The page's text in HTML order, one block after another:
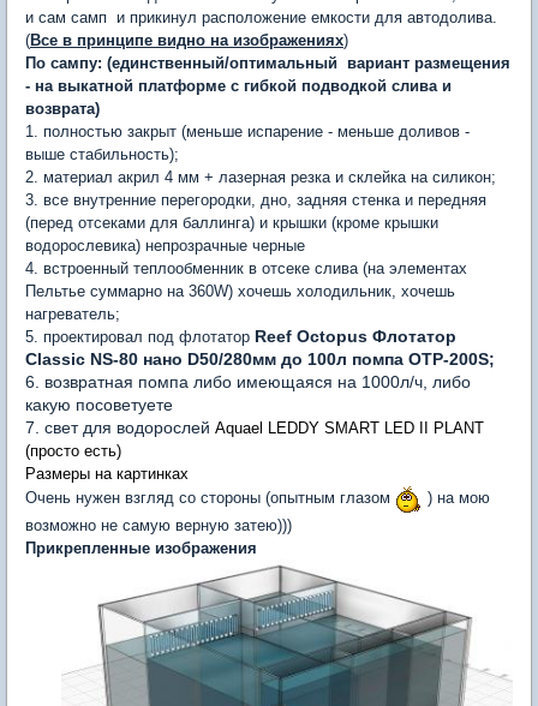
и сам самп и прикинул расположение емкости для автодолива.
(Все в принципе видно на изображениях)
По сампу: (единственный/оптимальный вариант размещения
- на выкатной платформе с гибкой подводкой слива и
возврата)
1. полностью закрыт (меньше испарение - меньше доливов -
выше стабильность);
2. материал акрил 4 мм + лазерная резка и склейка на силикон;
3. все внутренние перегородки, дно, задняя стенка и передняя
(перед отсеками для баллинга) и крышки (кроме крышки
водорослевика) непрозрачные черные
4. встроенный теплообменник в отсеке слива (на элементах
Пельтье суммарно на 360W) хочешь холодильник, хочешь
нагреватель;
5. проектировал под флотатор Reef Octopus Флотатор
Classic NS-80 нано D50/280мм до 100л помпа ОТР-200S;
6. возвратная помпа либо имеющаяся на 1000л/ч, либо
какую посоветуете
7. свет для водорослей Aquael LEDDY SMART LED II PLANT
(просто есть)
Размеры на картинках
Очень нужен взгляд со стороны (опытным глазом
) на мою
возможно не самую верную затею)))
Прикрепленные изображения